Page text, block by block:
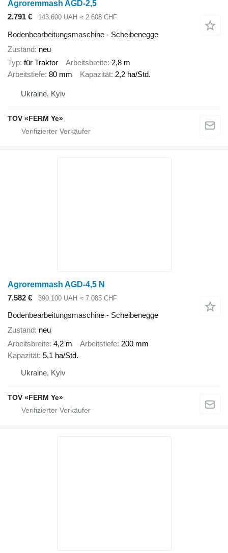
Agroremmash AGD-2,5
2.791 €
143.600 UAH ≈ 2.608 CHF
Bodenbearbeitungsmaschine - Scheibenegge
Zustand neu
Typ für Traktor Arbeitsbreite 2,8 m
Arbeitstiefe 80 mm Kapazität 2,2 ha/Std.
Ukraine, Kyiv
TOV «FERM Ye»
Agroremmash AGD-4,5 N
7.582 €
390.100 UAH ≈ 7.085 CHF
Bodenbearbeitungsmaschine - Scheibenegge
Zustand neu
Arbeitsbreite 4,2 m Arbeitstiefe 200 mm
Kapazität 5,1 ha/Std.
Ukraine, Kyiv
TOV «FERM Ye»